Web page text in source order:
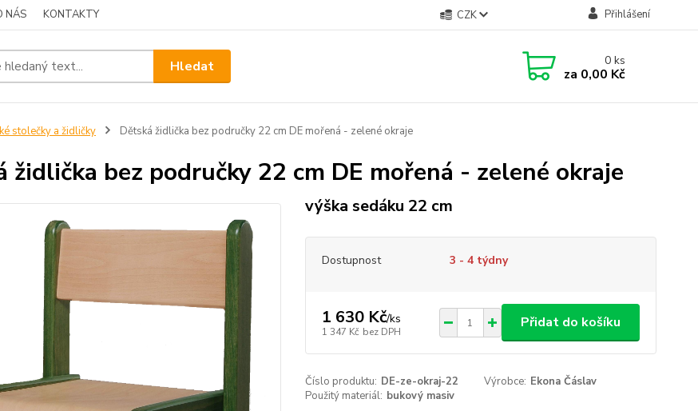
NÁS KONTAKTY CZK Přihlášení
Hledat 0ks
za 0,00 Kč
stolečky a židličky Dětská židlička bez područky 22 cm DE mořená - zelené okraje
židlička bez područky 22 cm DE mořená - zelené okraje
výška sedáku 22 cm
Dostupnost 3 - 4 týdny
1 630 Kč/ks
1 347 Kč bez DPH
Přidat do košíku
Číslo produktu: DE-ze-okraj-22 Výrobce: Ekona Čáslav
Použitý materiál: bukový masiv